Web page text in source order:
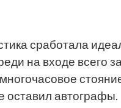
сработала
на входе всего
оставил автографы.